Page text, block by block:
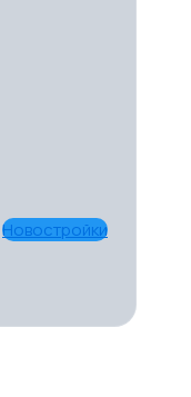
Новостройки